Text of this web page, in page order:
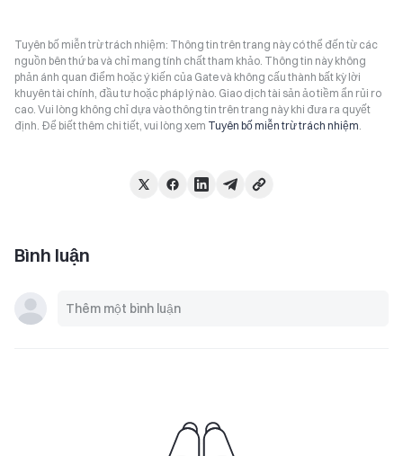
Tuyên bố miễn trừ trách nhiệm: Thông tin trên trang này có thể đến từ các
nguồn bên thứ ba và chỉ mang tính chất tham khảo. Thông tin này không
phản ánh quan điểm hoặc ý kiến của Gate và không cấu thành bất kỳ lời
khuyên tài chính, đầu tư hoặc pháp lý nào. Giao dịch tài sản ảo tiềm ẩn rủi ro
cao. Vui lòng không chỉ dựa vào thông tin trên trang này khi đưa ra quyết
định. Để biết thêm chi tiết, vui lòng xem Tuyên bố miễn trừ trách nhiệm.
Bình luận